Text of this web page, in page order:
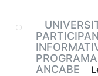
ANCABE